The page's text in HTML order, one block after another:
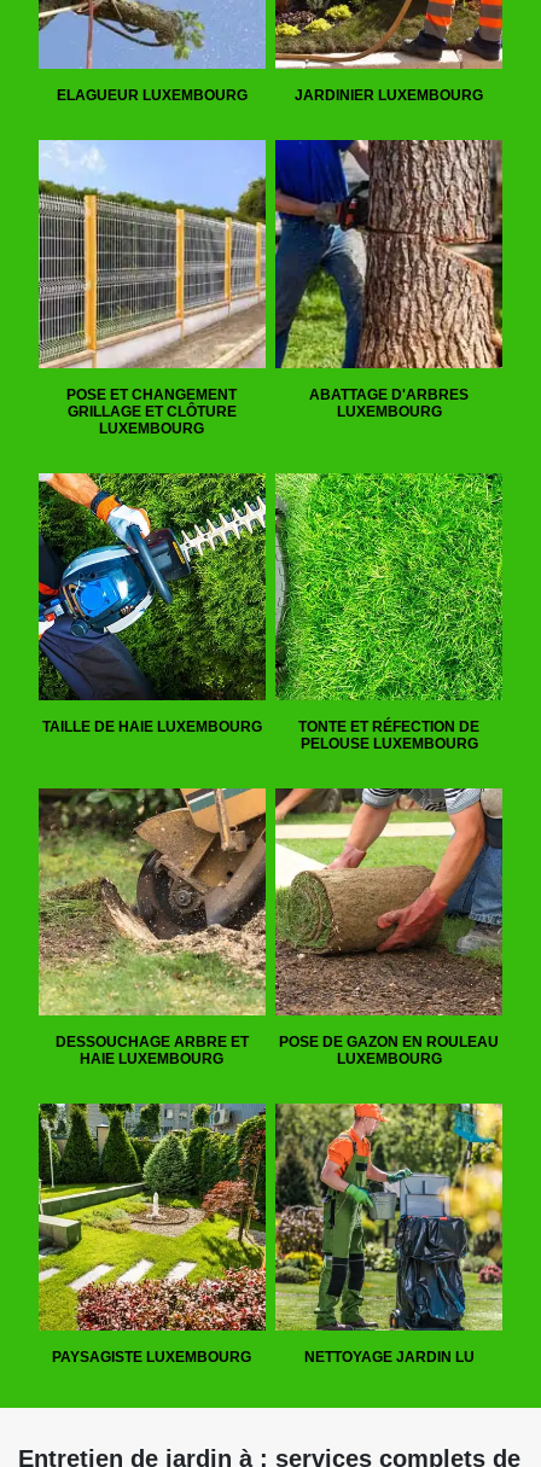
ELAGUEUR LUXEMBOURG JARDINIER LUXEMBOURG
POSE ET CHANGEMENT
GRILLAGE ET CLÔTURE
LUXEMBOURG
ABATTAGE D'ARBRES
LUXEMBOURG
TAILLE DE HAIE LUXEMBOURG
TONTE ET RÉFECTION DE
PELOUSE LUXEMBOURG
DESSOUCHAGE ARBRE ET
HAIE LUXEMBOURG
POSE DE GAZON EN ROULEAU
LUXEMBOURG
PAYSAGISTE LUXEMBOURG NETTOYAGE JARDIN LU
Entretien de jardin à : services complets de